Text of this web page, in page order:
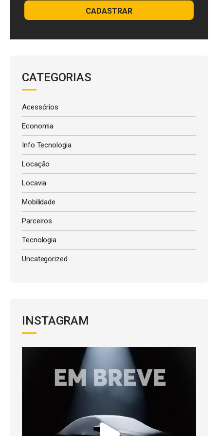
CADASTRAR
CATEGORIAS
Acessórios
Economia
Info Tecnologia
Locação
Locavia
Mobilidade
Parceiros
Tecnologia
Uncategorized
INSTAGRAM